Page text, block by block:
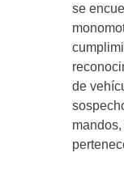
se
de